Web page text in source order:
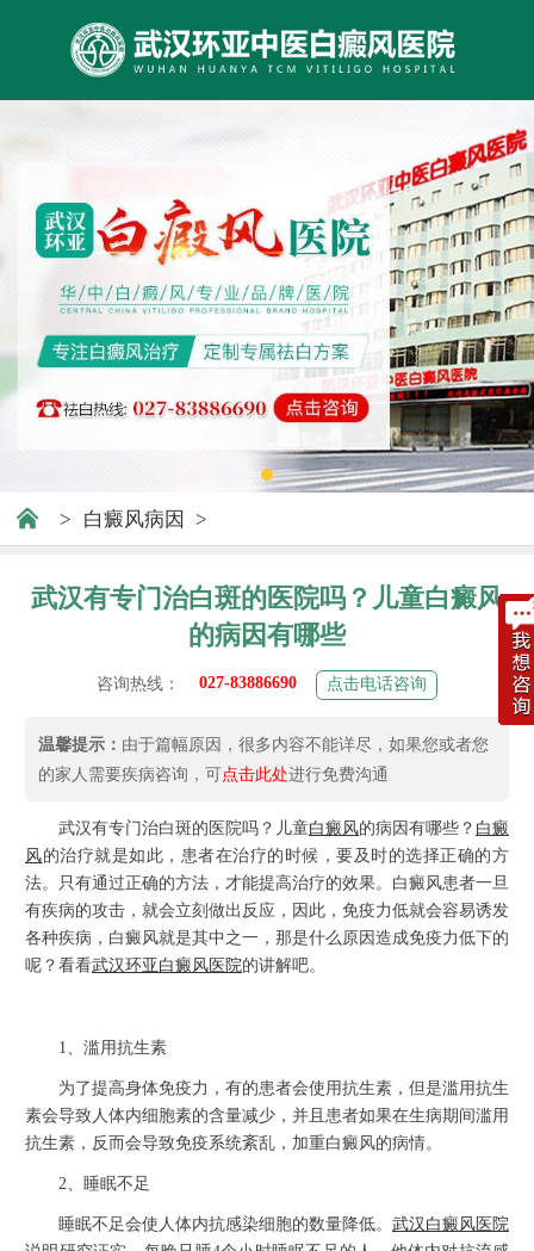
> 白癜风病因 >
武汉有专门治白斑的医院吗？儿童白癜风
的病因有哪些
咨询热线： 027-83886690 点击电话咨询
温馨提示： 由于篇幅原因，很多内容不能详尽，如果您或者您
的家人需要疾病咨询，可点击此处进行免费沟通
武汉有专门治白斑的医院吗？儿童白癜风的病因有哪些？ 白癜
风的治疗就是如此，患者在治疗的时候，要及时的选择正确的方
法。只有通过正确的方法，才能提高治疗的效果。白癜风患者一旦
有疾病的攻击，就会立刻做出反应，因此，免疫力低就会容易诱发
各种疾病，白癜风就是其中之一，那是什么原因造成免疫力低下的
呢？看看武汉环亚白癜风医院的讲解吧。
1、滥用抗生素
为了提高身体免疫力，有的患者会使用抗生素，但是滥用抗生
素会导致人体内细胞素的含量减少，并且患者如果在生病期间滥用
抗生素，反而会导致免疫系统紊乱，加重白癜风的病情。
2、睡眠不足
睡眠不足会使人体内抗感染细胞的数量降低。 武汉白癜风医院